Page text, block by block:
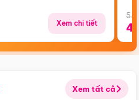
Xem chi tiết
Xem tất cả
Điểm nổi bật